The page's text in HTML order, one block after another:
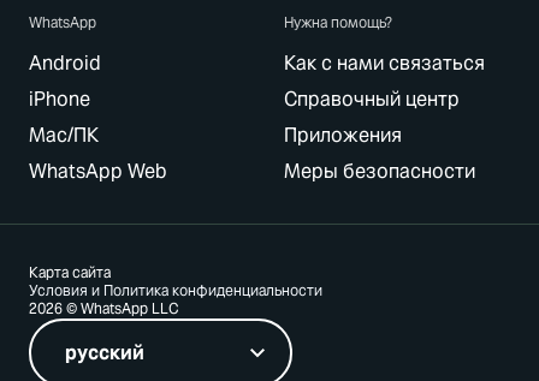
WhatsApp
Android
iPhone
Mac/ПК
WhatsApp Web
Нужна помощь?
Как с нами связаться
Справочный центр
Приложения
Меры безопасности
2026 © WhatsApp LLC
Условия и Политика конфиденциальности
Карта сайта